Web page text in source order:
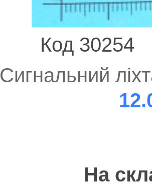
Код 30254
Сигнальний
На